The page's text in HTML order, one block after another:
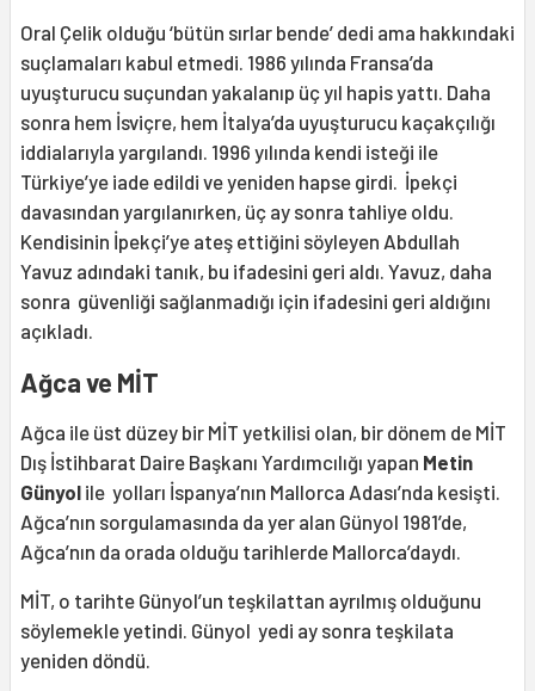
Oral Çelik olduğu ‘bütün sırlar bende’ dedi ama hakkındaki
suçlamaları kabul etmedi. 1986 yılında Fransa’da
uyuşturucu suçundan yakalanıp üç yıl hapis yattı. Daha
sonra hem İsviçre, hem İtalya’da uyuşturucu kaçakçılığı
iddialarıyla yargılandı. 1996 yılında kendi isteği ile
Türkiye’ye iade edildi ve yeniden hapse girdi. İpekçi
davasından yargılanırken, üç ay sonra tahliye oldu.
Kendisinin İpekçi’ye ateş ettiğini söyleyen Abdullah
Yavuz adındaki tanık, bu ifadesini geri aldı. Yavuz, daha
sonra güvenliği sağlanmadığı için ifadesini geri aldığını
açıkladı.
Ağca ve MİT
Ağca ile üst düzey bir MİT yetkilisi olan, bir dönem de MİT
Dış İstihbarat Daire Başkanı Yardımcılığı yapan Metin
Günyol ile yolları İspanya’nın Mallorca Adası’nda kesişti.
Ağca’nın sorgulamasında da yer alan Günyol 1981’de,
Ağca’nın da orada olduğu tarihlerde Mallorca’daydı.
MİT, o tarihte Günyol’un teşkilattan ayrılmış olduğunu
söylemekle yetindi. Günyol yedi ay sonra teşkilata
yeniden döndü.